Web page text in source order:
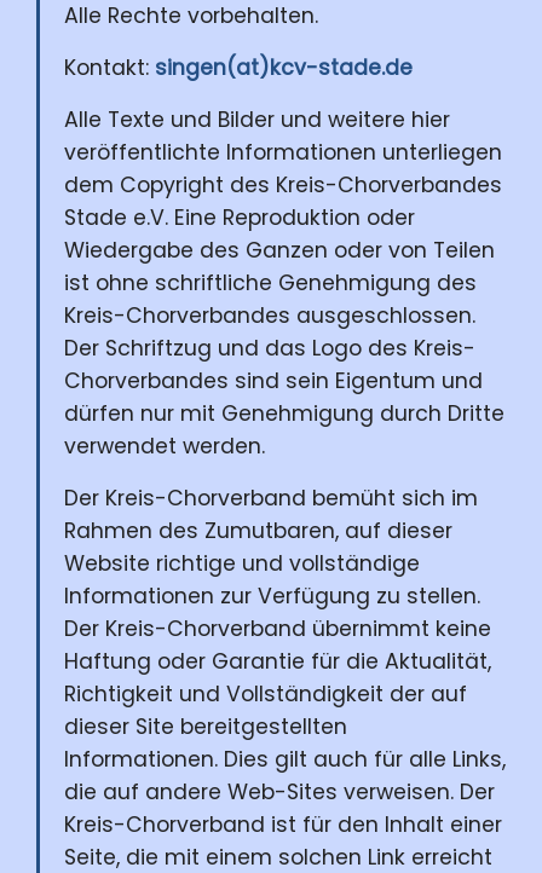
Alle Rechte vorbehalten.
Kontakt: singen(at)kcv-stade.de
Alle Texte und Bilder und weitere hier
veröffentlichte Informationen unterliegen
dem Copyright des Kreis-Chorverbandes
Stade e.V. Eine Reproduktion oder
Wiedergabe des Ganzen oder von Teilen
ist ohne schriftliche Genehmigung des
Kreis-Chorverbandes ausgeschlossen.
Der Schriftzug und das Logo des Kreis-
Chorverbandes sind sein Eigentum und
dürfen nur mit Genehmigung durch Dritte
verwendet werden.
Der Kreis-Chorverband bemüht sich im
Rahmen des Zumutbaren, auf dieser
Website richtige und vollständige
Informationen zur Verfügung zu stellen.
Der Kreis-Chorverband übernimmt keine
Haftung oder Garantie für die Aktualität,
Richtigkeit und Vollständigkeit der auf
dieser Site bereitgestellten
Informationen. Dies gilt auch für alle Links,
die auf andere Web-Sites verweisen. Der
Kreis-Chorverband ist für den Inhalt einer
Seite, die mit einem solchen Link erreicht